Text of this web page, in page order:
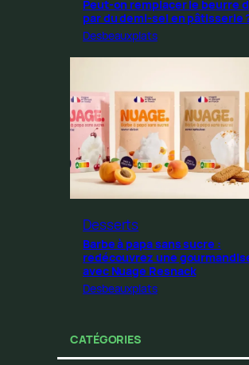
Peut-on remplacer le beurre
par du demi-sel en pâtisserie
Desbeauxplats
Desserts
Barbe à papa sans sucre :
redécouvrez une
avec Nuage Resnack
Desbeauxplats
CATÉGORIES